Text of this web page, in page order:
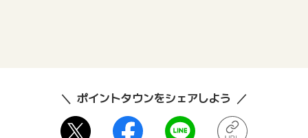
ポイントタウンをシェアしよう